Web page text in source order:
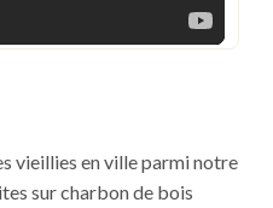
vieillies en ville parmi notre
sur charbon de bois